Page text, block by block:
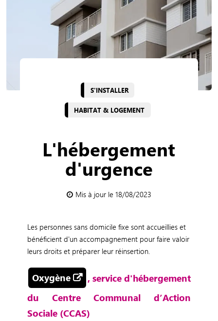
S'INSTALLER
HABITAT & LOGEMENT
L'hébergement
d'urgence
Mis à jour le 18/08/2023
Les personnes sans domicile fixe sont accueillies et
bénéficient d'un accompagnement pour faire valoir
leurs droits et préparer leur réinsertion.
Oxygène
, service d'hébergement
du Centre Communal d’Action
Sociale (CCAS)